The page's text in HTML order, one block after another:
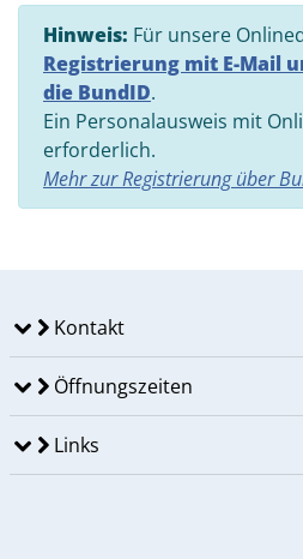
Hinweis: Für unsere
Registrierung mit E-Mail
die BundID.
Ein Personalausweis mit
erforderlich.
Mehr zur Registrierung über
Kontakt
Öffnungszeiten
Links